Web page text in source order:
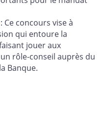
: Ce concours vise à
qui entoure la
jouer aux
rôle-conseil auprès du
Banque.